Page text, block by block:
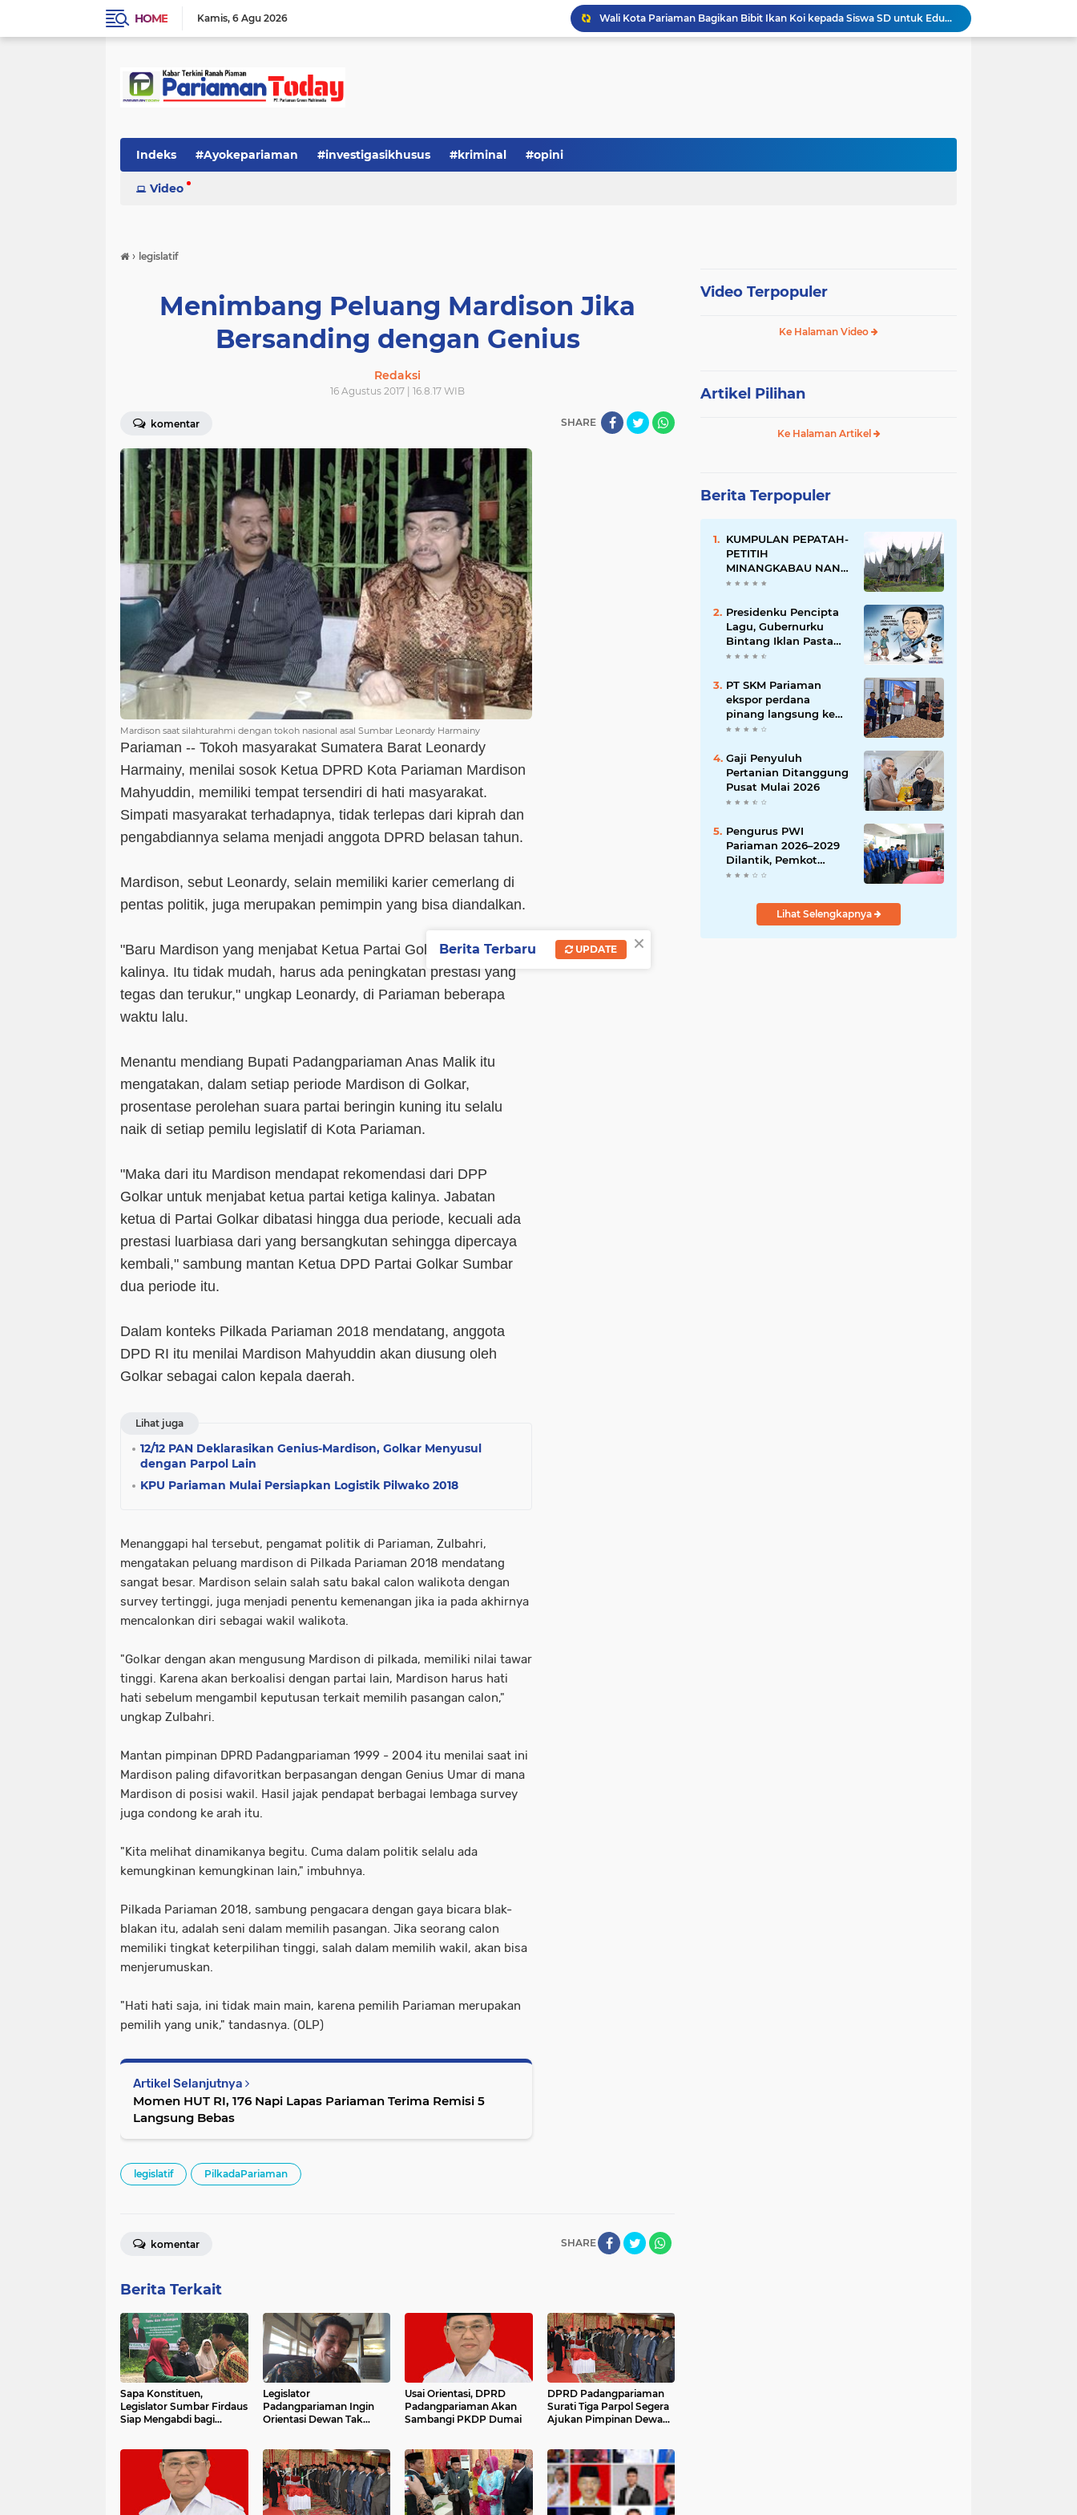
HOME Kamis 6 Agu 2026
Wali Kota Pariaman Bagikan Bibit Ikan Koi kepada Siswa SD untuk Edukasi Perikanan
Wali Kota Pariaman Salurkan Bantuan bagi Korban Pohon Tumbang, Rumah Rusak Berat Akan Dibedah
Wali Kota Pariaman Lepas Kontingen Pramuka ke Jambore Nasional XII di Cibubur
Indeks #Ayokepariaman #investigasikhusus #kriminal #opini
Video
› legislatif
Menimbang Peluang Mardison Jika
Bersanding dengan Genius
Redaksi
16 Agustus 2017 | 16.8.17 WIB
komentar SHARE
Mardison saat silahturahmi dengan tokoh nasional asal Sumbar Leonardy Harmainy
Pariaman -- Tokoh masyarakat Sumatera Barat Leonardy
Harmainy, menilai sosok Ketua DPRD Kota Pariaman Mardison
Mahyuddin, memiliki tempat tersendiri di hati masyarakat.
Simpati masyarakat terhadapnya, tidak terlepas dari kiprah dan
pengabdiannya selama menjadi anggota DPRD belasan tahun.
Mardison, sebut Leonardy, selain memiliki karier cemerlang di
pentas politik, juga merupakan pemimpin yang bisa diandalkan.
"Baru Mardison yang menjabat Ketua Partai Golkar ketiga
kalinya. Itu tidak mudah, harus ada peningkatan prestasi yang
tegas dan terukur," ungkap Leonardy, di Pariaman beberapa
waktu lalu.
Menantu mendiang Bupati Padangpariaman Anas Malik itu
mengatakan, dalam setiap periode Mardison di Golkar,
prosentase perolehan suara partai beringin kuning itu selalu
naik di setiap pemilu legislatif di Kota Pariaman.
"Maka dari itu Mardison mendapat rekomendasi dari DPP
Golkar untuk menjabat ketua partai ketiga kalinya. Jabatan
ketua di Partai Golkar dibatasi hingga dua periode, kecuali ada
prestasi luarbiasa dari yang bersangkutan sehingga dipercaya
kembali," sambung mantan Ketua DPD Partai Golkar Sumbar
dua periode itu.
Dalam konteks Pilkada Pariaman 2018 mendatang, anggota
DPD RI itu menilai Mardison Mahyuddin akan diusung oleh
Golkar sebagai calon kepala daerah.
Lihat juga
12/12 PAN Deklarasikan Genius-Mardison, Golkar Menyusul
dengan Parpol Lain
KPU Pariaman Mulai Persiapkan Logistik Pilwako 2018
Menanggapi hal tersebut, pengamat politik di Pariaman, Zulbahri,
mengatakan peluang mardison di Pilkada Pariaman 2018 mendatang
sangat besar. Mardison selain salah satu bakal calon walikota dengan
survey tertinggi, juga menjadi penentu kemenangan jika ia pada akhirnya
mencalonkan diri sebagai wakil walikota.
"Golkar dengan akan mengusung Mardison di pilkada, memiliki nilai tawar
tinggi. Karena akan berkoalisi dengan partai lain, Mardison harus hati
hati sebelum mengambil keputusan terkait memilih pasangan calon,"
ungkap Zulbahri.
Mantan pimpinan DPRD Padangpariaman 1999 - 2004 itu menilai saat ini
Mardison paling difavoritkan berpasangan dengan Genius Umar di mana
Mardison di posisi wakil. Hasil jajak pendapat berbagai lembaga survey
juga condong ke arah itu.
"Kita melihat dinamikanya begitu. Cuma dalam politik selalu ada
kemungkinan kemungkinan lain," imbuhnya.
Pilkada Pariaman 2018, sambung pengacara dengan gaya bicara blak-
blakan itu, adalah seni dalam memilih pasangan. Jika seorang calon
memiliki tingkat keterpilihan tinggi, salah dalam memilih wakil, akan bisa
menjerumuskan.
"Hati hati saja, ini tidak main main, karena pemilih Pariaman merupakan
pemilih yang unik," tandasnya. (OLP)
Artikel Selanjutnya
Momen HUT RI, 176 Napi Lapas Pariaman Terima Remisi 5
Langsung Bebas
legislatif PilkadaPariaman
SHARE
komentar
Berita Terkait
Sapa Konstituen,
Legislator Sumbar Firdaus
Siap Mengabdi bagi
Legislator
Padangpariaman Ingin
Orientasi Dewan Tak
Usai Orientasi, DPRD
Padangpariaman Akan
Sambangi PKDP Dumai
DPRD Padangpariaman
Surati Tiga Parpol Segera
Ajukan Pimpinan Dewan
Video Terpopuler
Ke Halaman Video
Artikel Pilihan
Ke Halaman Artikel
Berita Terpopuler
KUMPULAN PEPATAH-
PETITIH
MINANGKABAU NAN
ELOK
Presidenku Pencipta
Lagu, Gubernurku
Bintang Iklan Pasta
Gigi
PT SKM Pariaman
ekspor perdana
pinang langsung ke
India
Gaji Penyuluh
Pertanian Ditanggung
Pusat Mulai 2026
Pengurus PWI
Pariaman 2026–2029
Dilantik, Pemkot
Tekankan Sinergi dan
Lihat Selengkapnya
×
Berita Terbaru UPDATE